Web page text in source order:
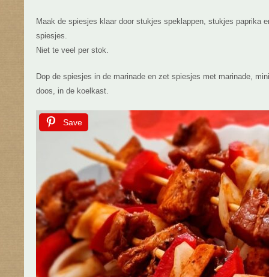
Maak de spiesjes klaar door stukjes speklappen, stukjes paprika
spiesjes.
Niet te veel per stok.
Dop de spiesjes in de marinade en zet spiesjes met marinade,
doos, in de koelkast.
Save